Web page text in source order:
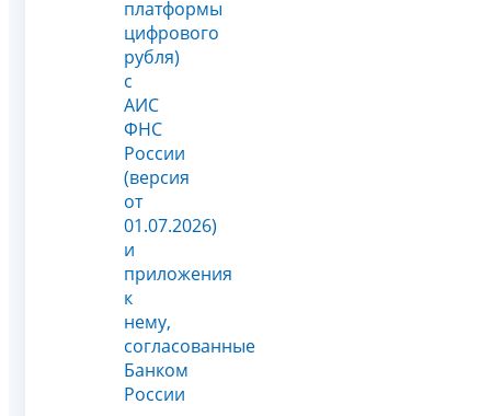
платформы
цифрового
рубля)
с
АИС
ФНС
России
(версия
от
01.07.2026)
и
приложения
к
нему,
согласованные
Банком
России